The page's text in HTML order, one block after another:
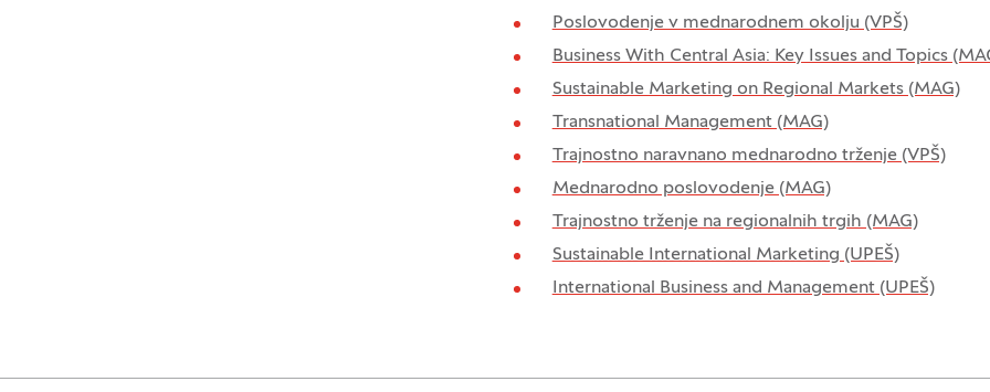
Poslovodenje v mednarodnem okolju (VPŠ)
Business With Central Asia: Key Issues and Topics
Sustainable Marketing on Regional Markets (MAG)
Transnational Management (MAG)
Trajnostno naravnano mednarodno trženje (VPŠ)
Mednarodno poslovodenje (MAG)
Trajnostno trženje na regionalnih trgih (MAG)
Sustainable International Marketing (UPEŠ)
International Business and Management (UPEŠ)